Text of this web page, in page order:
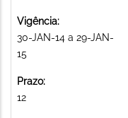
Vigência:
30-JAN-14 a 29-JAN-
15
Prazo:
12